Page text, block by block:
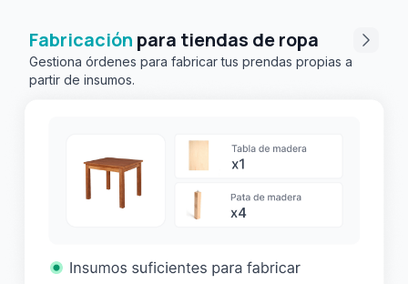
Fabricación para tiendas de ropa
Gestiona órdenes para fabricar tus prendas propias a
partir de insumos.